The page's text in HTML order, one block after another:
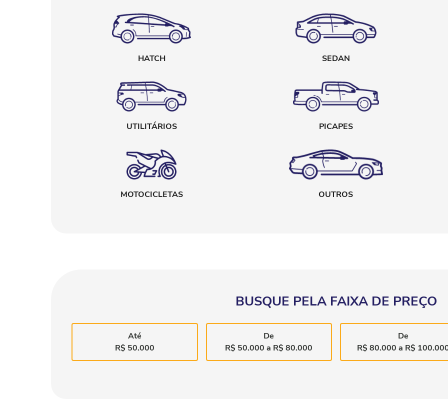
HATCH SEDAN
UTILITÁRIOS PICAPES
MOTOCICLETAS OUTROS
BUSQUE PELA FAIXA DE PREÇO
Até
R$ 50.000
De
R$ 50.000 a R$ 80.000
De
R$ 80.000 a R$